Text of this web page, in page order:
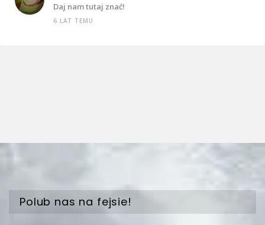
Daj nam tutaj znać!
6 LAT TEMU
Polub nas na fejsie!